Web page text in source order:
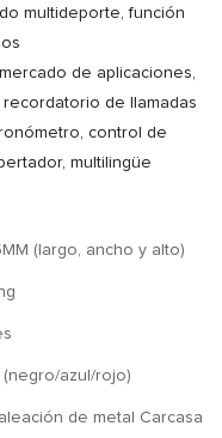
multideporte, función
de aplicaciones,
de llamadas
control de
multilingüe
(largo, ancho y alto)
azul/rojo)
de metal Carcasa